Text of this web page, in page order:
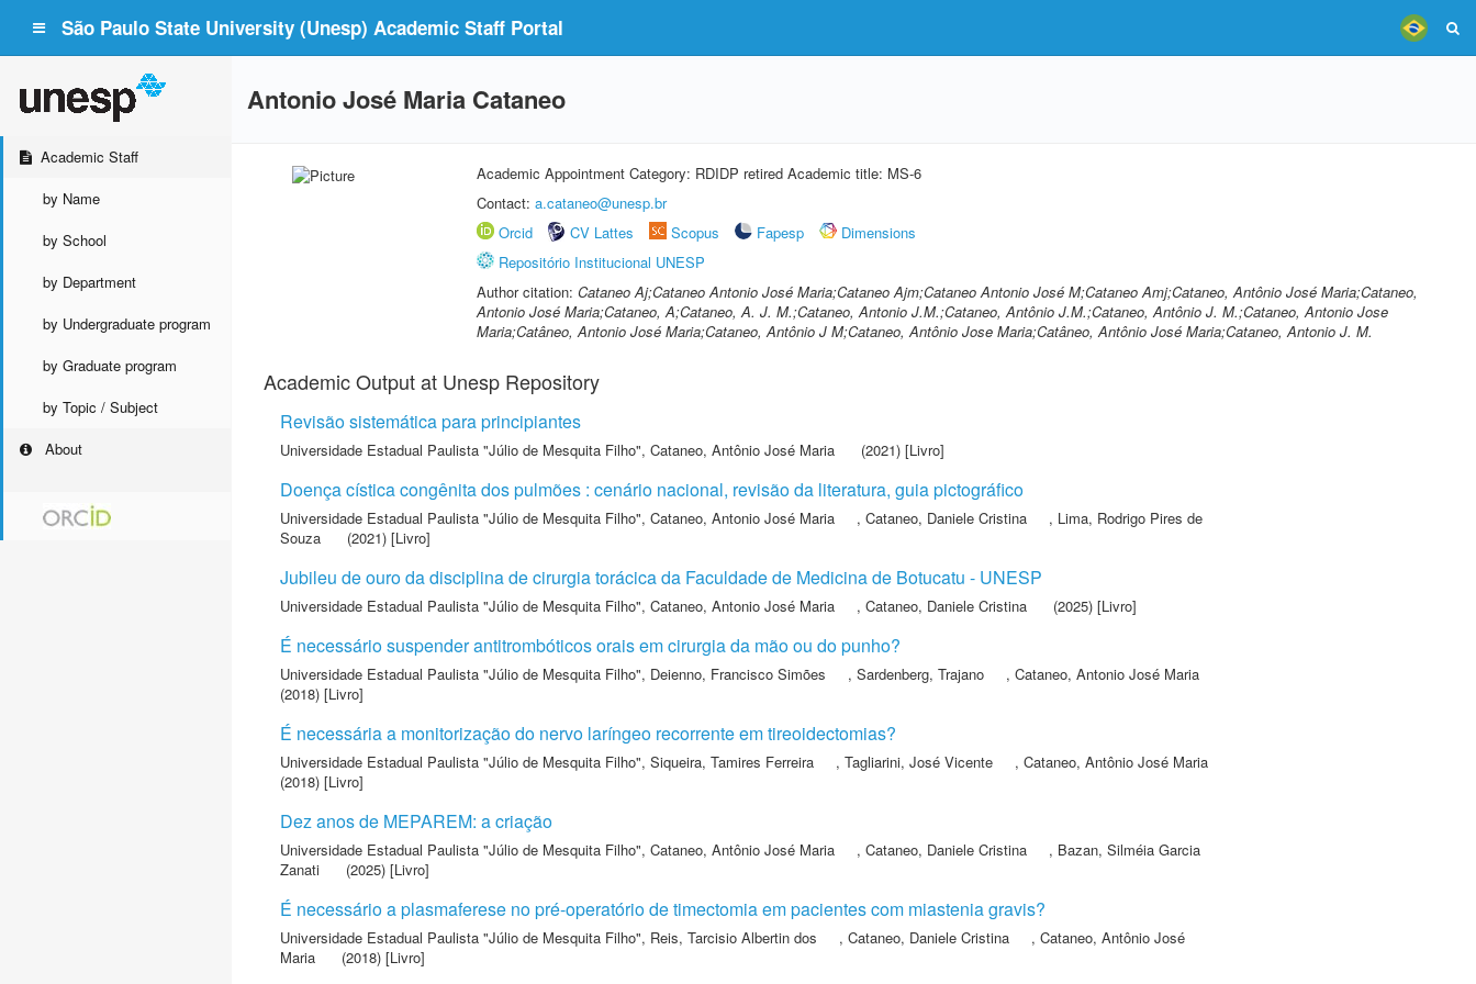
São Paulo State University (Unesp) Academic Staff Portal
Academic Staff
by Name
by School
by Department
by Undergraduate program
by Graduate program
by Topic / Subject
About
Antonio José Maria Cataneo
Academic Appointment Category: RDIDP retired Academic title: MS-6
Contact: a.cataneo@unesp.br
Orcid
CV Lattes Scopus Fapesp
Dimensions
Repositório Institucional UNESP
Author citation: Cataneo Aj;Cataneo Antonio José Maria;Cataneo Ajm;Cataneo Antonio José M;Cataneo Amj;Cataneo, Antônio José Maria;Cataneo,
Antonio José Maria;Cataneo, A;Cataneo, A. J. M.;Cataneo, Antonio J.M.;Cataneo, Antônio J.M.;Cataneo, Antônio J. M.;Cataneo, Antonio Jose
Maria;Catâneo, Antonio José Maria;Cataneo, Antônio J M;Cataneo, Antônio Jose Maria;Catâneo, Antônio José Maria;Cataneo, Antonio J. M.
Academic Output at Unesp Repository
Revisão sistemática para principiantes
Universidade Estadual Paulista "Júlio de Mesquita Filho", Cataneo, Antônio José Maria (2021) [Livro]
Doença cística congênita dos pulmões : cenário nacional, revisão da literatura, guia pictográfico
Universidade Estadual Paulista "Júlio de Mesquita Filho", Cataneo, Antonio José Maria , Cataneo, Daniele Cristina , Lima, Rodrigo Pires de
Souza
(2021) [Livro]
Jubileu de ouro da disciplina de cirurgia torácica da Faculdade de Medicina de Botucatu - UNESP
Universidade Estadual Paulista "Júlio de Mesquita Filho", Cataneo, Antonio José Maria , Cataneo, Daniele Cristina (2025) [Livro]
É necessário suspender antitrombóticos orais em cirurgia da mão ou do punho?
Universidade Estadual Paulista "Júlio de Mesquita Filho", Deienno, Francisco Simões , Sardenberg, Trajano , Cataneo, Antonio José Maria
(2018) [Livro]
É necessária a monitorização do nervo laríngeo recorrente em tireoidectomias?
Universidade Estadual Paulista "Júlio de Mesquita Filho", Siqueira, Tamires Ferreira , Tagliarini, José Vicente , Cataneo, Antônio José Maria
(2018) [Livro]
Dez anos de MEPAREM: a criação
Universidade Estadual Paulista "Júlio de Mesquita Filho", Cataneo, Antônio José Maria , Cataneo, Daniele Cristina , Bazan, Silméia Garcia
Zanati
(2025) [Livro]
É necessário a plasmaferese no pré-operatório de timectomia em pacientes com miastenia gravis?
Universidade Estadual Paulista "Júlio de Mesquita Filho", Reis, Tarcisio Albertin dos , Cataneo, Daniele Cristina , Cataneo, Antônio José
Maria
(2018) [Livro]